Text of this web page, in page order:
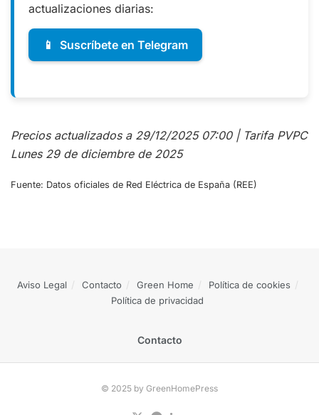
actualizaciones diarias:
📱 Suscríbete en Telegram
Precios actualizados a 29/12/2025 07:00 | Tarifa PVPC
Lunes 29 de diciembre de 2025
Fuente: Datos oficiales de Red Eléctrica de España (REE)
Aviso Legal Contacto Green Home
Política de cookies
Política de privacidad
Contacto
© 2025 by GreenHomePress